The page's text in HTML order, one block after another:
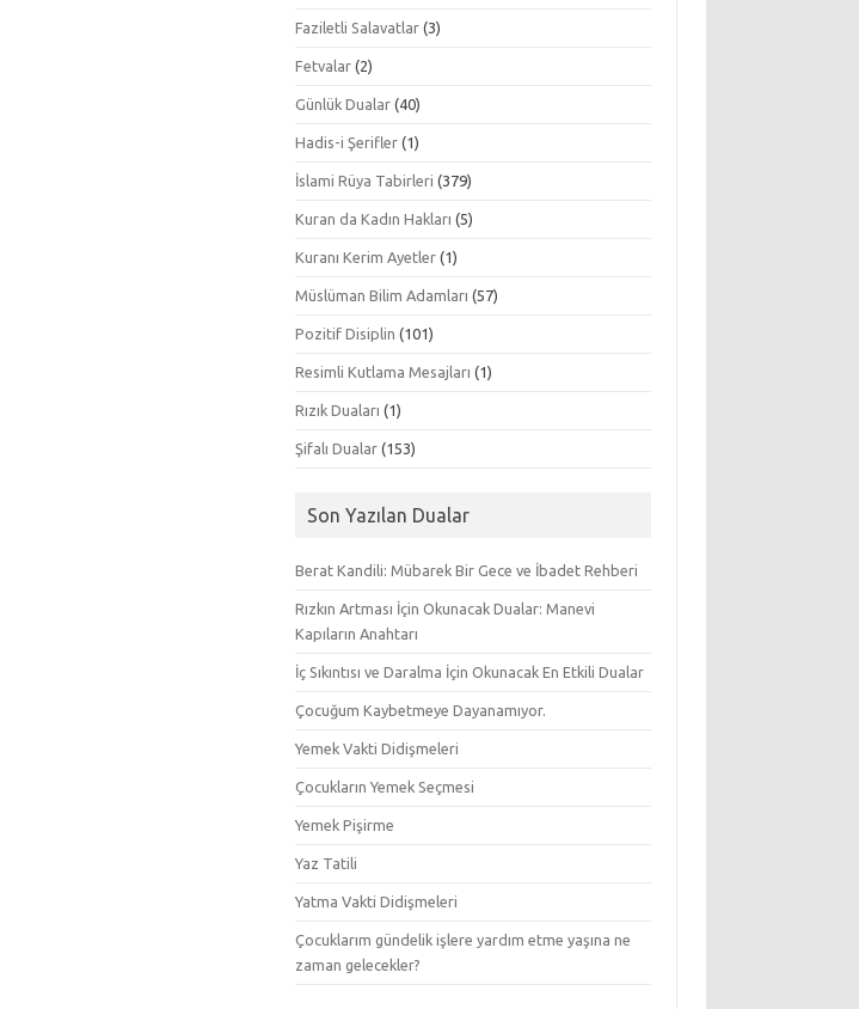
Faziletli Salavatlar (3)
Fetvalar (2)
Günlük Dualar (40)
Hadis-i Şerifler (1)
İslami Rüya Tabirleri (379)
Kuran da Kadın Hakları (5)
Kuranı Kerim Ayetler (1)
Müslüman Bilim Adamları (57)
Pozitif Disiplin (101)
Resimli Kutlama Mesajları (1)
Rızık Duaları (1)
Şifalı Dualar (153)
Son Yazılan Dualar
Berat Kandili: Mübarek Bir Gece ve İbadet Rehberi
Rızkın Artması İçin Okunacak Dualar: Manevi
Kapıların Anahtarı
İç Sıkıntısı ve Daralma İçin Okunacak En Etkili Dualar
Çocuğum Kaybetmeye Dayanamıyor.
Yemek Vakti Didişmeleri
Çocukların Yemek Seçmesi
Yemek Pişirme
Yaz Tatili
Yatma Vakti Didişmeleri
Çocuklarım gündelik işlere yardım etme yaşına ne
zaman gelecekler?